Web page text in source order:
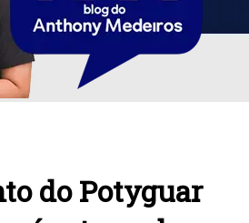
do Potyguar